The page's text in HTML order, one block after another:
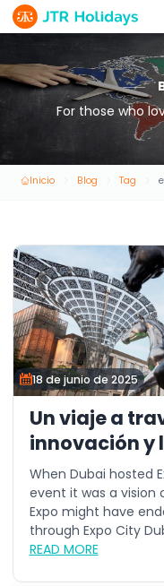
For those who
Inicio Blog Tag
18 de junio de 2025
Un viaje a
innovación y
qué este
momento
Dubái
When Dubai hosted
event it was a vision
Expo might have
through Expo City
READ MORE